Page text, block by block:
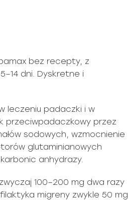
bez recepty, z
dni. Dyskretne i
leczeniu padaczki i w
przeciwpadaczkowy przez
sodowych, wzmocnienie
glutaminianowych
anhydrazy.
100–200 mg dwa razy
migreny zwykle 50 mg